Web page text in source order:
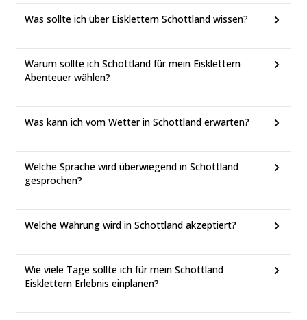
Was sollte ich über Eisklettern Schottland wissen?
Warum sollte ich Schottland für mein Eisklettern
Abenteuer wählen?
Was kann ich vom Wetter in Schottland erwarten?
Welche Sprache wird überwiegend in Schottland
gesprochen?
Welche Währung wird in Schottland akzeptiert?
Wie viele Tage sollte ich für mein Schottland
Eisklettern Erlebnis einplanen?